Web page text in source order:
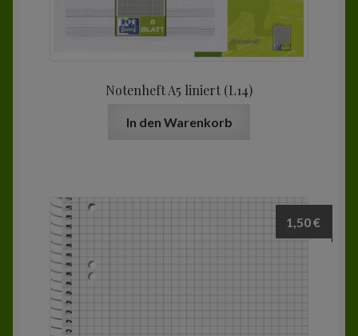
Notenheft A5 liniert (L14)
In den Warenkorb
1,50€